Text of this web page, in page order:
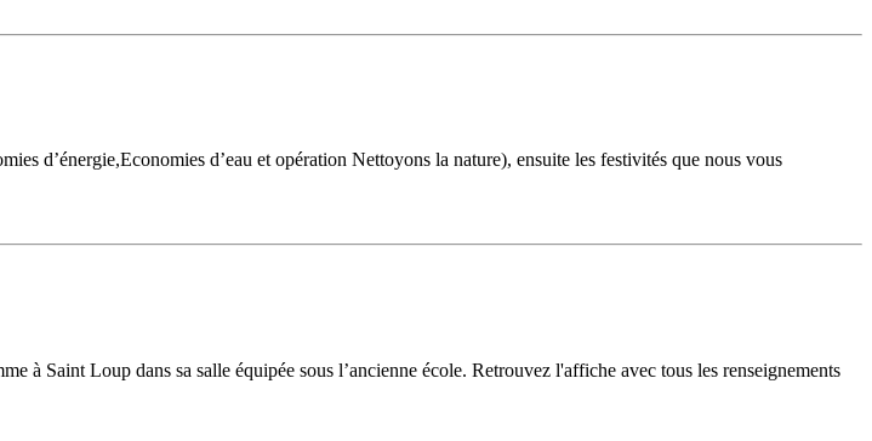
d’énergie,Economies d’eau et opération Nettoyons la nature), ensuite les festivités que nous vous
à Saint Loup dans sa salle équipée sous l’ancienne école. Retrouvez l'affiche avec tous les renseignements